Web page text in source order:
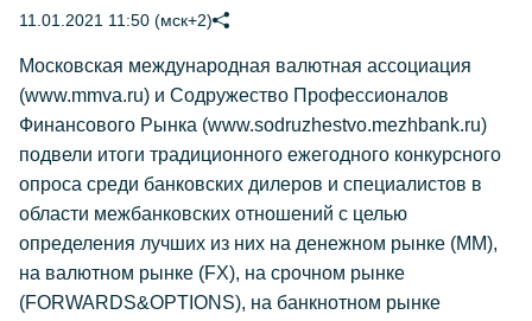
11.01.2021 11:50 (мск+2)
Московская международная валютная ассоциация
(www.mmva.ru) и Содружество Профессионалов
Финансового Рынка (www.sodruzhestvo.mezhbank.ru)
подвели итоги традиционного ежегодного конкурсного
опроса среди банковских дилеров и специалистов в
области межбанковских отношений с целью
определения лучших из них на денежном рынке (MM),
на валютном рынке (FX), на срочном рынке
(FORWARDS&OPTIONS), на банкнотном рынке